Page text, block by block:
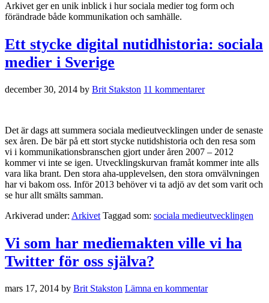
Arkivet ger en unik inblick i hur sociala medier tog form och
förändrade både kommunikation och samhälle.
Ett stycke digital nutidhistoria: sociala
medier i Sverige
december 30, 2014 by Brit Stakston 11 kommentarer
Det är dags att summera sociala medieutvecklingen under de senaste
sex åren. De bär på ett stort stycke nutidshistoria och den resa som
vi i kommunikationsbranschen gjort under åren 2007 – 2012
kommer vi inte se igen. Utvecklingskurvan framåt kommer inte alls
vara lika brant. Den stora aha-upplevelsen, den stora omvälvningen
har vi bakom oss. Inför 2013 behöver vi ta adjö av det som varit och
se hur allt smälts samman.
Arkiverad under: Arkivet Taggad som: sociala medieutvecklingen
Vi som har mediemakten ville vi ha
Twitter för oss själva?
mars 17, 2014 by Brit Stakston Lämna en kommentar